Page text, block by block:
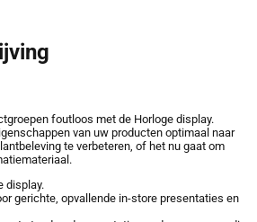
foutloos met de Horloge display.
van uw producten optimaal naar
te verbeteren, of het nu gaat om
display.
gerichte, opvallende in-store presentaties en